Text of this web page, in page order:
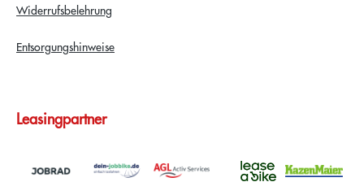
Widerrufsbelehrung
Entsorgungshinweise
Leasingpartner